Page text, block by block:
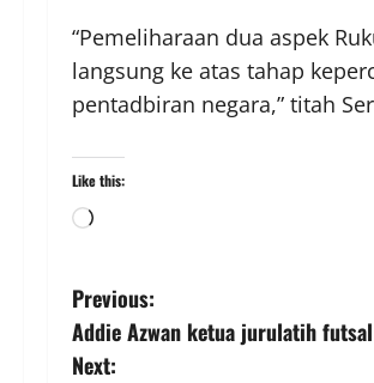
“Pemeliharaan dua aspek
langsung ke atas tahap
pentadbiran negara,” titah
Like this:
Previous:
Addie Azwan ketua jurulatih
Next: